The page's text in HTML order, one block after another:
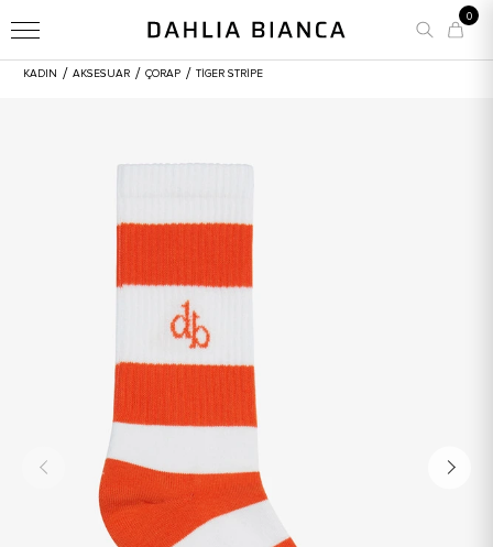
0
KADIN / AKSESUAR / ÇORAP / TIGER STRIPE